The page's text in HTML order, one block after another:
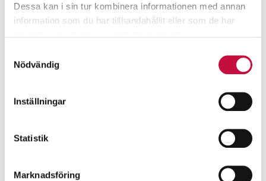
Dessa kan i sin tur kombinera informationen med annan
information som du har tillhandahållit eller som de har
Nödvändig
Inställningar
Statistik
Marknadsföring